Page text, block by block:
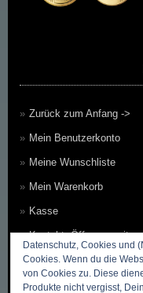
Zurück zum Anfang ->
Mein Benutzerkonto
Meine Wunschliste
Mein Warenkorb
Kasse
Kontakt, Öffnungszeiten
Zahlungsmethoden
Versandkosten &
Datenschutz, Cookies und
Cookies. Wenn du die
von Cookies zu. Diese
Produkte nicht vergisst,